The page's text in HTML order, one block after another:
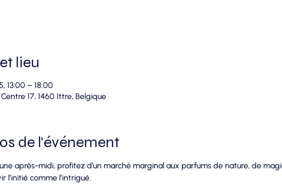
lieu
13:00 – 18:00
17, 1460 Ittre, Belgique
de l'événement
après-midi, profitez d'un marché marginal aux parfums de nature, de
l’initié comme l’intrigué.